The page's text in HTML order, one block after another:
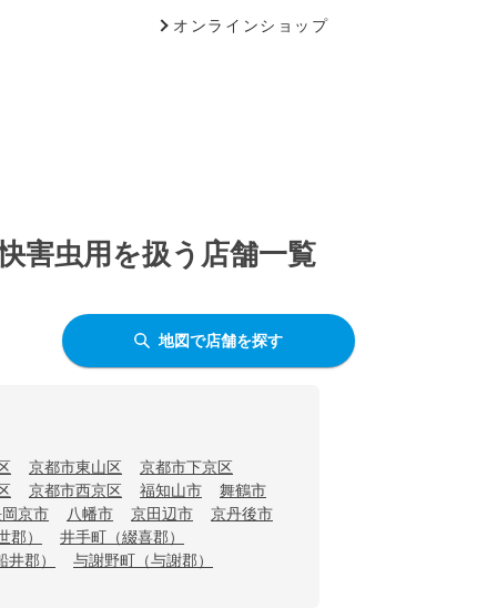
オンラインショップ
害虫用を扱う店舗一覧
地図で店舗を探す
京都市東山区
京都市下京区
京都市西京区 福知山市
舞鶴市
京市
八幡市 京田辺市
京丹後市
郡）
井手町（綴喜郡）
郡）
与謝野町（与謝郡）